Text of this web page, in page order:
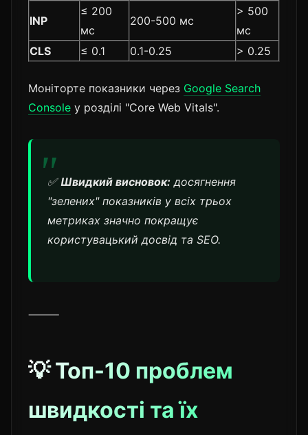
INP
≤ 200
мс
200-500 мс
> 500
мс
CLS
≤ 0.1 0.1-0.25 > 0.25
Моніторте показники через Google Search
Console у розділі "Core Web Vitals".
✅Швидкий висновок: досягнення
"зелених" показників у всіх трьох
метриках значно покращує
користувацький досвід та SEO.
⸻
💡 Топ-10 проблем
швидкості та їх